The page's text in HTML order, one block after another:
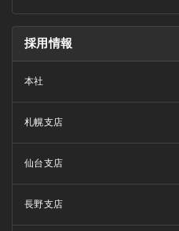
採用情報
本社
札幌支店
仙台支店
長野支店